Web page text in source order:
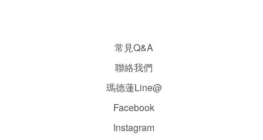
常見Q&A
聯絡我們
瑪德蓮Line@
Facebook
Instagram